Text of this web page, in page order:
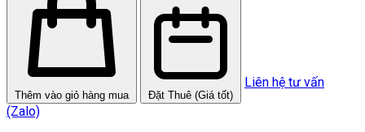
Thêm vào giỏ hàng mua Đặt Thuê (Giá tốt)
Liên hệ tư vấn
(Zalo)